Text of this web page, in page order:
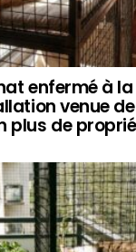
enfermé à
venue
plus de